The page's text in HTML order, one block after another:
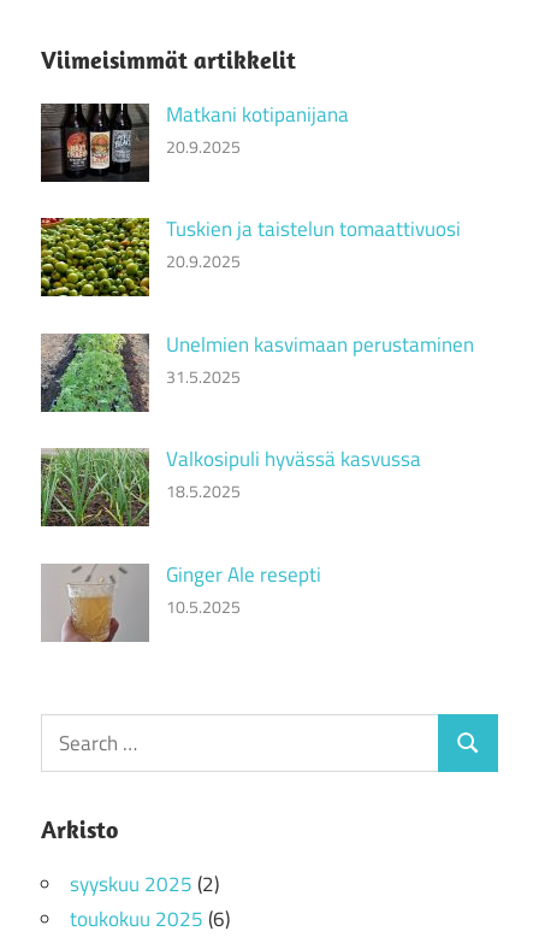
Viimeisimmät artikkelit
Matkani kotipanijana
20.9.2025
Tuskien ja taistelun tomaattivuosi
20.9.2025
Unelmien kasvimaan perustaminen
31.5.2025
Valkosipuli hyvässä kasvussa
18.5.2025
Ginger Ale resepti
10.5.2025
Search
for:
Search
Arkisto
syyskuu 2025(2)
toukokuu 2025(6)